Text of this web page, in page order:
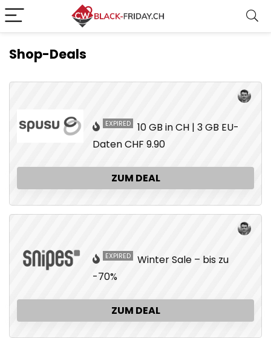
Shop-Deals
EXPIRED
10 GB in CH | 3 GB EU-
Daten CHF 9.90
ZUM DEAL
EXPIRED
Winter Sale – bis zu
-70%
ZUM DEAL